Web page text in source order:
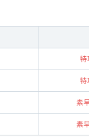
特
特
素
素